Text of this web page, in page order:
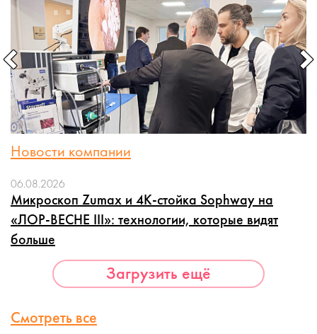
Новости компании
06.08.2026
Микроскоп Zumax и 4K-стойка Sophway на
«ЛОР-ВЕСНЕ III»: технологии, которые видят
больше
Загрузить ещё
Смотреть все